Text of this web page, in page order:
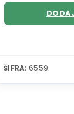
ŠIFRA: 6559